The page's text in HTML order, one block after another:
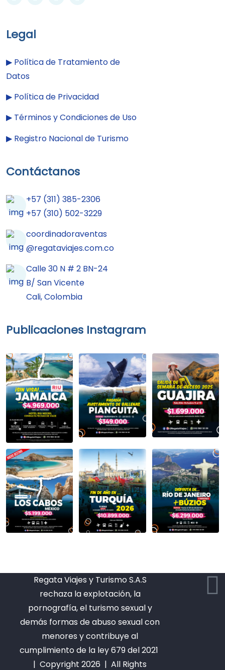
Legal
▶︎ Política de Tratamiento de
Datos
▶︎ Política de Privacidad
▶︎ Términos y Condiciones de Uso
▶︎ Registro Nacional de Turismo
Contáctanos
+57 (311) 385-2306
+57 (310) 502-3229
coordinadoraventas
@regataviajes.com.co
Calle 30 N # 2 BN-24
B/ San Vicente
Cali, Colombia
Publicaciones Instagram
Regata Viajes y Turismo S.A.S
rechaza la explotación, la
pornografía, el turismo sexual y
demás formas de abuso sexual con
menores y contribuye al
cumplimiento de la ley 679 del 2021
| Copyright 2026 | All Rights